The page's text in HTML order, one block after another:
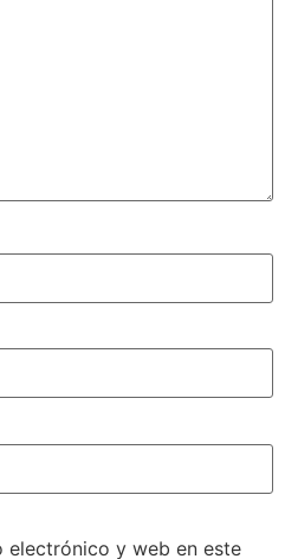
electrónico y web en este